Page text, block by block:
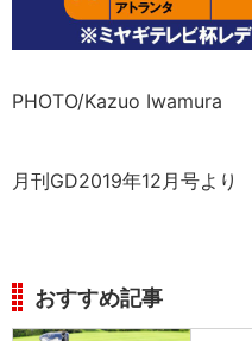
PHOTO/Kazuo Iwamura
月刊GD2019年12月号より
おすすめ記事